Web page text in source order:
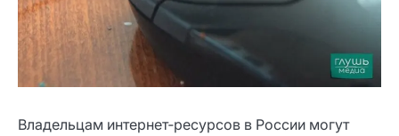
Владельцам интернет‑ресурсов в России могут